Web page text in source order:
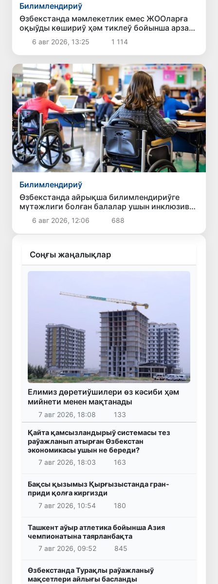
Билимлендириў
Өзбекстанда мәмлекетлик емес ЖООларға
оқыўды көшириў ҳәм тиклеў бойынша арза
бериў мүддети 10-августқа шекем
создырылды
6 авг 2026, 13:25 1 114
Билимлендириў
Өзбекстанда айрықша билимлендириўге
мүтәжлиги болған балалар ушын инклюзив
билимлендириў системасы
жетилистирилмекте
6 авг 2026, 12:06 688
Соңғы жаңалықлар
Елимиз дөретиўшилери өз кәсиби ҳәм
мийнети менен мақтанады
7 авг 2026, 18:08 133
Қайта қамсызландырыў системасы тез
раўажланып атырған Өзбекстан
экономикасы ушын не береди?
7 авг 2026, 18:03
163
Бақсы қызымыз Қырғызыстанда гран-
приди қолға киргизди
7 авг 2026, 10:54
180
Ташкент аўыр атлетика бойынша Азия
чемпионатына таярланбақта
7 авг 2026, 09:52
845
Өзбекстанда Турақлы раўажланыў
мақсетлери айлығы басланды